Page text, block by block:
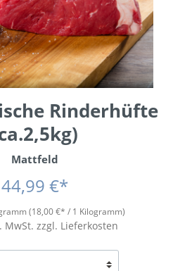
Rinderhüfte
Mattfeld
44,99 €*
(18,00 €* / 1 Kilogramm)
MwSt. zzgl. Lieferkosten